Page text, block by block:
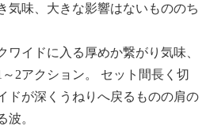
気味、大きな影響はないもののち
ワイドに入る厚めか繋がり気味、
2アクション。 セット間長く切
ドが深くうねりへ戻るものの肩の
波。